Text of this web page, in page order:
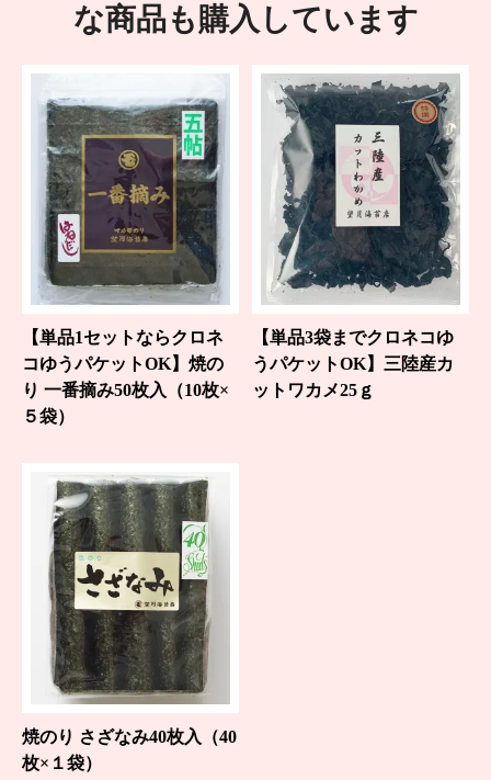
な商品も購入しています
【単品1セットならクロネ
コゆうパケットOK】焼の
り 一番摘み50枚入（10枚×
５袋）
【単品3袋までクロネコゆ
うパケットOK】三陸産カ
ットワカメ25ｇ
焼のり さざなみ40枚入（40
枚×１袋）